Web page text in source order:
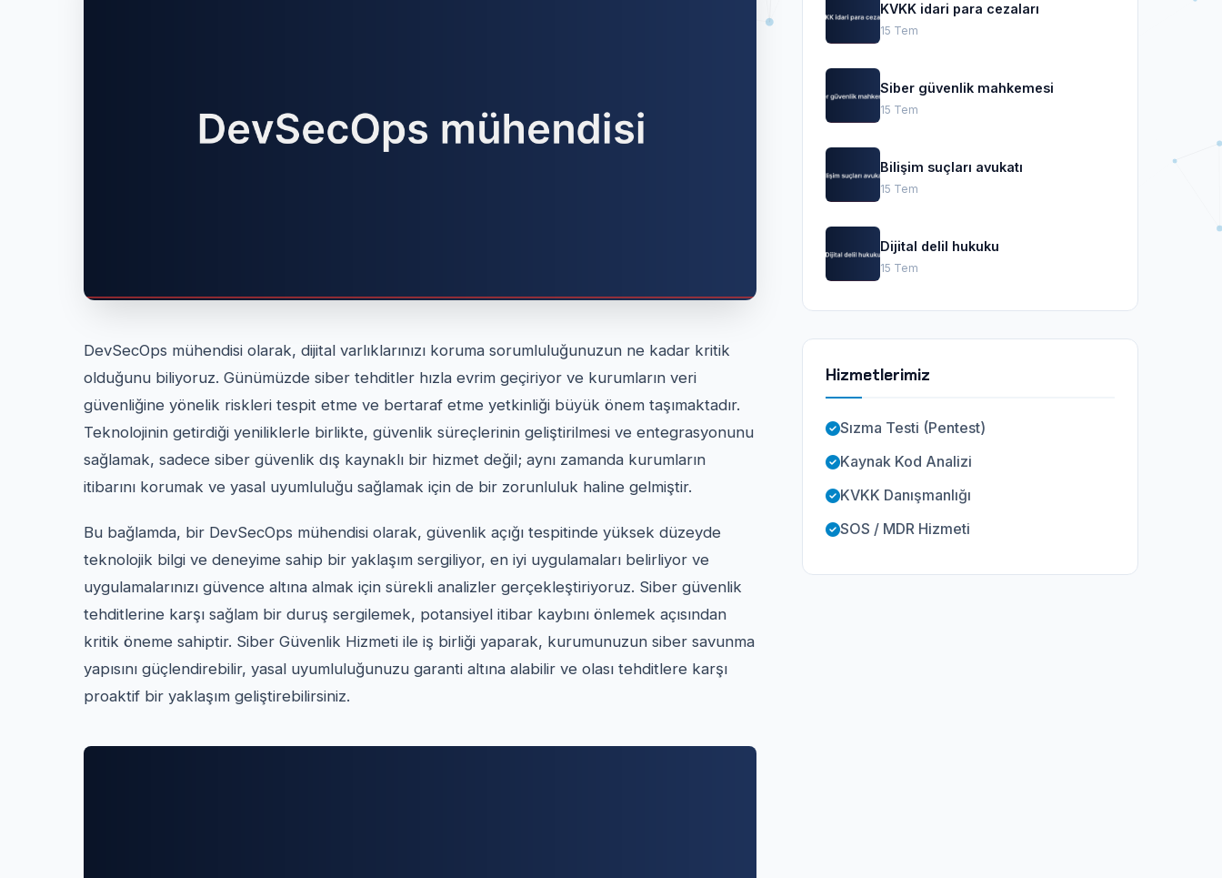
DevSecOps mühendisi olarak, dijital varlıklarınızı koruma sorumluluğunuzun ne kadar kritik
olduğunu biliyoruz. Günümüzde siber tehditler hızla evrim geçiriyor ve kurumların veri
güvenliğine yönelik riskleri tespit etme ve bertaraf etme yetkinliği büyük önem taşımaktadır.
Teknolojinin getirdiği yeniliklerle birlikte, güvenlik süreçlerinin geliştirilmesi ve entegrasyonunu
sağlamak, sadece siber güvenlik dış kaynaklı bir hizmet değil; aynı zamanda kurumların
itibarını korumak ve yasal uyumluluğu sağlamak için de bir zorunluluk haline gelmiştir.
Bu bağlamda, bir DevSecOps mühendisi olarak, güvenlik açığı tespitinde yüksek düzeyde
teknolojik bilgi ve deneyime sahip bir yaklaşım sergiliyor, en iyi uygulamaları belirliyor ve
uygulamalarınızı güvence altına almak için sürekli analizler gerçekleştiriyoruz. Siber güvenlik
tehditlerine karşı sağlam bir duruş sergilemek, potansiyel itibar kaybını önlemek açısından
kritik öneme sahiptir. Siber Güvenlik Hizmeti ile iş birliği yaparak, kurumunuzun siber savunma
yapısını güçlendirebilir, yasal uyumluluğunuzu garanti altına alabilir ve olası tehditlere karşı
proaktif bir yaklaşım geliştirebilirsiniz.
KVKK idari para cezaları
15 Tem
Siber güvenlik mahkemesi
15 Tem
Bilişim suçları avukatı
15 Tem
Dijital delil hukuku
15 Tem
Hizmetlerimiz
Sızma Testi (Pentest)
Kaynak Kod Analizi
KVKK Danışmanlığı
SOS / MDR Hizmeti